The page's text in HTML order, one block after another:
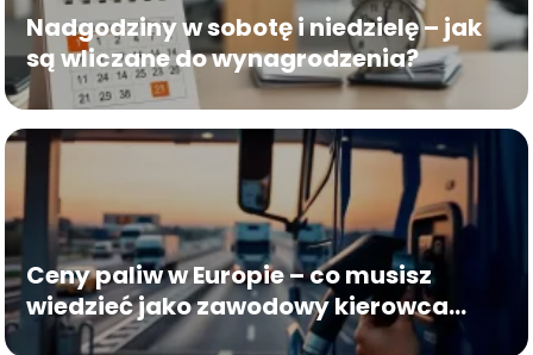
Nadgodziny w sobotę i niedzielę – jak
są wliczane do wynagrodzenia?
Ceny paliw w Europie – co musisz
wiedzieć jako zawodowy kierowca
ciężarówki?